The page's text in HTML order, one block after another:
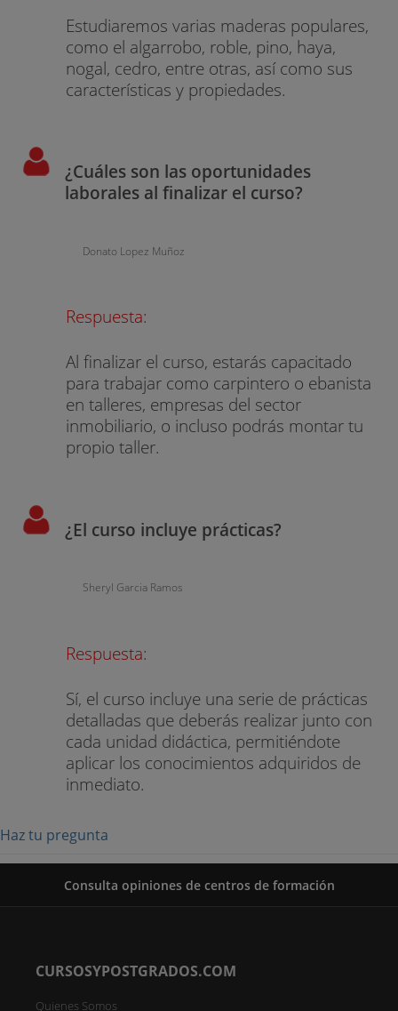
Estudiaremos varias maderas populares,
como el algarrobo, roble, pino, haya,
nogal, cedro, entre otras, así como sus
características y propiedades.
¿Cuáles son las oportunidades
laborales al finalizar el curso?
Donato Lopez Muñoz
Respuesta:
Al finalizar el curso, estarás capacitado
para trabajar como carpintero o ebanista
en talleres, empresas del sector
inmobiliario, o incluso podrás montar tu
propio taller.
¿El curso incluye prácticas?
Sheryl Garcia Ramos
Respuesta:
Sí, el curso incluye una serie de prácticas
detalladas que deberás realizar junto con
cada unidad didáctica, permitiéndote
aplicar los conocimientos adquiridos de
inmediato.
Haz tu pregunta
Consulta opiniones de centros de formación
CURSOSYPOSTGRADOS.COM
Quienes Somos